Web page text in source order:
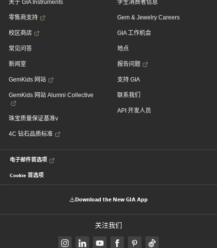
关于 GIA Instruments
零售商支持
校区商店
常见问答
新闻室
GemKids 网站
GemKids 网站 Alumni Collective
珠宝质量保证基准v
4C 钻石品质标准
学生消费者信息
Gem & Jewelry Careers
GIA 工作机会
地点
报告问题
支持 GIA
联系我们
API 开发人员
电子邮件首选项
Cookie 首选项
Download the New GIA App
关注我们